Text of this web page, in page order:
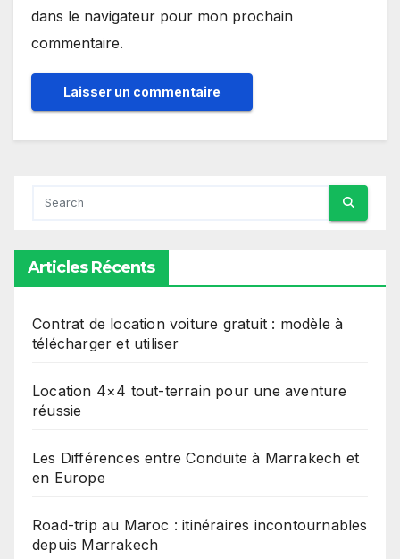
dans le navigateur pour mon prochain
commentaire.
Articles Récents
Contrat de location voiture gratuit : modèle à
télécharger et utiliser
Location 4×4 tout-terrain pour une aventure
réussie
Les Différences entre Conduite à Marrakech et
en Europe
Road-trip au Maroc : itinéraires incontournables
depuis Marrakech